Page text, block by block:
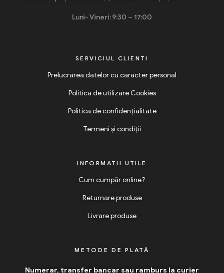
Luni- Vineri: 9:30 – 17:00
SERVICIUL CLIENTI
Prelucrarea datelor cu caracter personal
Politica de utilizare Cookies
Politica de confidențialitate
Termeni și condiții
INFORMATII UTILE
Cum cumpăr online?
Returnare produse
Livrare produse
METODE DE PLATĂ
Numerar, transfer bancar sau ramburs la curier